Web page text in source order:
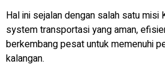
Hal ini sejalan dengan salah satu misi
system transportasi yang aman,
berkembang pesat untuk memenuhi
kalangan.